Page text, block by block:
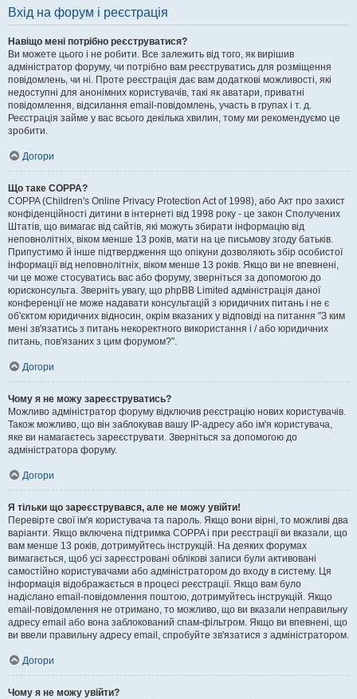
Вхід на форум і реєстрація
Навіщо мені потрібно реєструватися?
Ви можете цього і не робити. Все залежить від того, як вирішив
адміністратор форуму, чи потрібно вам реєструватись для розміщення
повідомлень, чи ні. Проте реєстрація дає вам додаткові можливості, які
недоступні для анонімних користувачів, такі як аватари, приватні
повідомлення, відсилання email-повідомлень, участь в групах і т. д.
Реєстрація займе у вас всього декілька хвилин, тому ми рекомендуємо це
зробити.
Догори
Що таке COPPA?
COPPA (Children's Online Privacy Protection Act of 1998), або Акт про захист
конфіденційності дитини в інтернеті від 1998 року - це закон Сполучених
Штатів, що вимагає від сайтів, які можуть збирати інформацію від
неповнолітніх, віком менше 13 років, мати на це письмову згоду батьків.
Припустимо й інше підтвердження що опікуни дозволяють збір особистої
інформації від неповнолітніх, віком менше 13 років. Якщо ви не впевнені,
чи це може стосуватись вас або форуму, зверніться за допомогою до
юрисконсульта. Зверніть увагу, що phpBB Limited адміністрація даної
конференції не може надавати консультацій з юридичних питань і не є
об'єктом юридичних відносин, окрім вказаних у відповіді на питання "З ким
мені зв'язатись з питань некоректного використання і / або юридичних
питань, пов'язаних з цим форумом?".
Догори
Чому я не можу зареєструватись?
Можливо адміністратор форуму відключив реєстрацію нових користувачів.
Також можливо, що він заблокував вашу IP-адресу або ім'я користувача,
яке ви намагаєтесь зареєструвати. Зверніться за допомогою до
адміністратора форуму.
Догори
Я тільки що зареєструвався, але не можу увійти!
Перевірте свої ім'я користувача та пароль. Якщо вони вірні, то можливі два
варіанти. Якщо включена підтримка COPPA і при реєстрації ви вказали, що
вам менше 13 років, дотримуйтесь інструкцій. На деяких форумах
вимагається, щоб усі зареєстровані облікові записи були активовані
самостійно користувачами або адміністратором до входу в систему. Ця
інформація відображається в процесі реєстрації. Якщо вам було
надіслано email-повідомлення поштою, дотримуйтесь інструкцій. Якщо
email-повідомлення не отримано, то можливо, що ви вказали неправильну
адресу email або вона заблокований спам-фільтром. Якщо ви впевнені, що
ви ввели правильну адресу email, спробуйте зв'язатися з адміністратором.
Догори
Чому я не можу увійти?